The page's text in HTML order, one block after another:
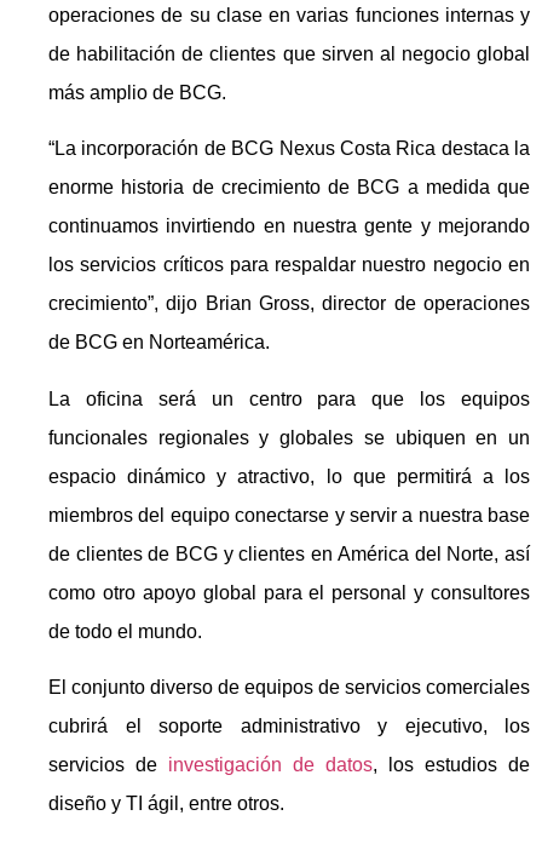
operaciones de su clase en varias funciones internas y
de habilitación de clientes que sirven al negocio global
más amplio de BCG.
“La incorporación de BCG Nexus Costa Rica destaca la
enorme historia de crecimiento de BCG a medida que
continuamos invirtiendo en nuestra gente y mejorando
los servicios críticos para respaldar nuestro negocio en
crecimiento”, dijo Brian Gross, director de operaciones
de BCG en Norteamérica.
La oficina será un centro para que los equipos
funcionales regionales y globales se ubiquen en un
espacio dinámico y atractivo, lo que permitirá a los
miembros del equipo conectarse y servir a nuestra base
de clientes de BCG y clientes en América del Norte, así
como otro apoyo global para el personal y consultores
de todo el mundo.
El conjunto diverso de equipos de servicios comerciales
cubrirá el soporte administrativo y ejecutivo, los
servicios de investigación de datos, los estudios de
diseño y TI ágil, entre otros.